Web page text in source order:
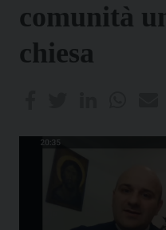
comunità
chiesa